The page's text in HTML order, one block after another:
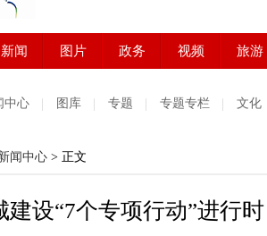
中心 图库 专题 专题专栏 文化
闻中心 > 正文
建设“7个专项行动”进行